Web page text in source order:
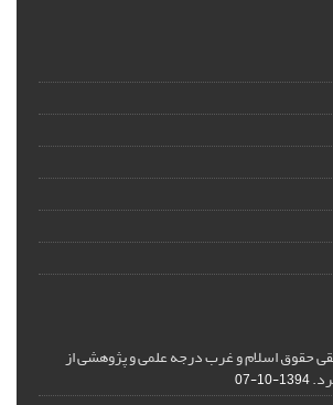
حقوق اسلام و غرب درجه علمی و پژوهشی از
1394-10-07